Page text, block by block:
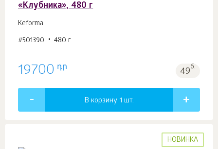
«Клубника», 480 г
Keforma
#501390 480 г
19700 դր 49б.
В корзину 1 шт.
НОВИНКА